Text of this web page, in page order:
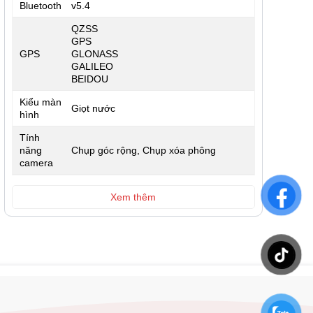
Bluetooth v5.4
GPS
QZSS
GPS
GLONASS
GALILEO
BEIDOU
Kiểu màn
hình
Giọt nước
Tính
năng
camera
Chụp góc rộng, Chụp xóa phông
Xem thêm